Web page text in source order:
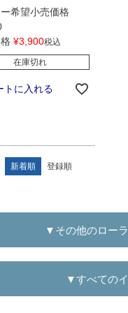
ー希望小売価格
¥3,900税込
在庫切れ
トに入れる
新着順 登録順
▼その他のロー
▼すべての